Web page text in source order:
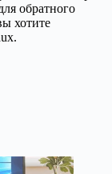
обратного
хотите